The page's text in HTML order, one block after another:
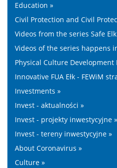
Education »
Civil Protection and Civil
Videos from the series Safe
Videos of the series happens
Physical Culture Development
Innovative FUA Ełk - FEWiM
Investments »
Invest - aktualności »
Invest - projekty inwestycyjne »
Invest - tereny inwestycyjne »
About Coronavirus »
Culture »